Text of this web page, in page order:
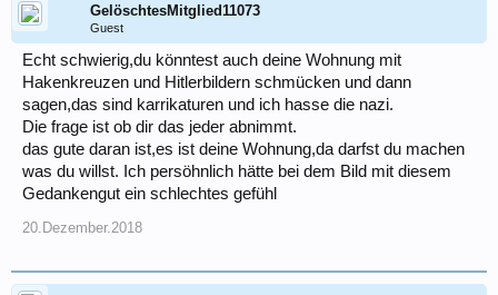
GelöschtesMitglied11073
Guest
Echt schwierig,du könntest auch deine Wohnung mit
Hakenkreuzen und Hitlerbildern schmücken und dann
sagen,das sind karrikaturen und ich hasse die nazi.
Die frage ist ob dir das jeder abnimmt.
das gute daran ist,es ist deine Wohnung,da darfst du machen
was du willst. Ich persöhnlich hätte bei dem Bild mit diesem
Gedankengut ein schlechtes gefühl
20.Dezember.2018